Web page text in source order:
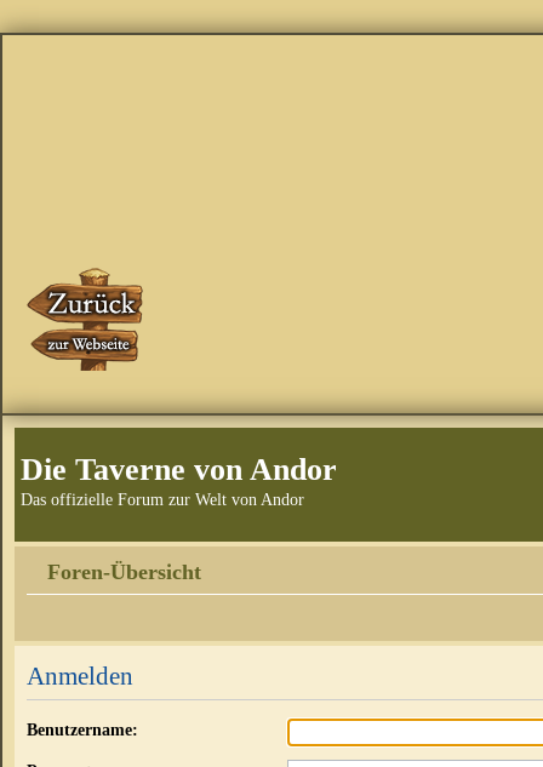
Die Taverne von Andor
Das offizielle Forum zur Welt von Andor
Foren-Übersicht
Anmelden
Benutzername: